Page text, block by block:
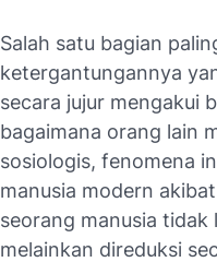
Salah satu bagian
ketergantungannya
secara jujur mengakui
bagaimana orang lain
sosiologis, fenomena
manusia modern
seorang manusia
melainkan direduksi